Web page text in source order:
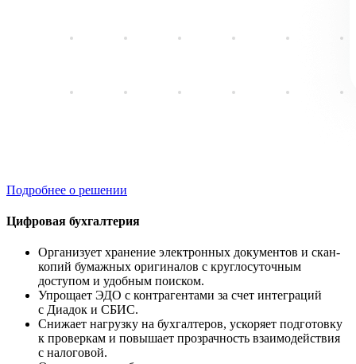
Подробнее о решении
Цифровая бухгалтерия
Организует хранение электронных документов и скан-
копий бумажных оригиналов с круглосуточным
доступом и удобным поиском.
Упрощает ЭДО с контрагентами за счет интеграций
с Диадок и СБИС.
Снижает нагрузку на бухгалтеров, ускоряет подготовку
к проверкам и повышает прозрачность взаимодействия
с налоговой.